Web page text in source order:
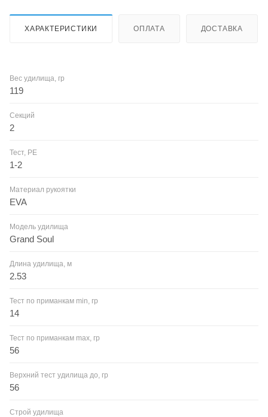
ХАРАКТЕРИСТИКИ ОПЛАТА ДОСТАВКА
Вес удилища, гр
119
Секций
2
Тест, PE
1-2
Материал рукоятки
EVA
Модель удилища
Grand Soul
Длина удилища, м
2.53
Тест по приманкам min, гр
14
Тест по приманкам max, гр
56
Верхний тест удилища до, гр
56
Строй удилища